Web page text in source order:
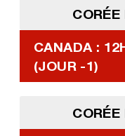
CANADA :
(JOUR -1)